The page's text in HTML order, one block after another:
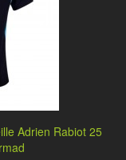
Adrien Rabiot 25